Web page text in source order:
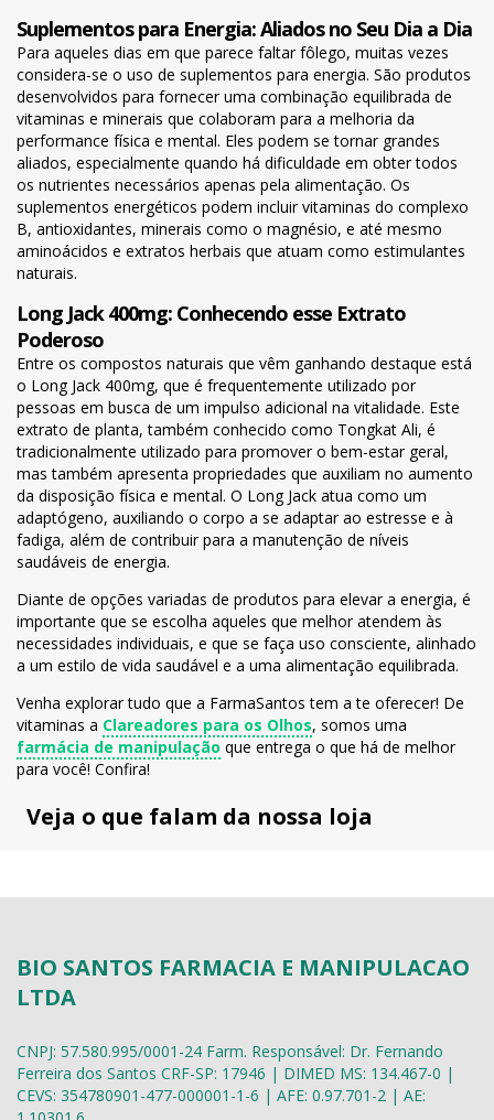
Suplementos para Energia: Aliados no Seu Dia a Dia
Para aqueles dias em que parece faltar fôlego, muitas vezes
considera-se o uso de suplementos para energia. São produtos
desenvolvidos para fornecer uma combinação equilibrada de
vitaminas e minerais que colaboram para a melhoria da
performance física e mental. Eles podem se tornar grandes
aliados, especialmente quando há dificuldade em obter todos
os nutrientes necessários apenas pela alimentação. Os
suplementos energéticos podem incluir vitaminas do complexo
B, antioxidantes, minerais como o magnésio, e até mesmo
aminoácidos e extratos herbais que atuam como estimulantes
naturais.
Long Jack 400mg: Conhecendo esse Extrato
Poderoso
Entre os compostos naturais que vêm ganhando destaque está
o Long Jack 400mg, que é frequentemente utilizado por
pessoas em busca de um impulso adicional na vitalidade. Este
extrato de planta, também conhecido como Tongkat Ali, é
tradicionalmente utilizado para promover o bem-estar geral,
mas também apresenta propriedades que auxiliam no aumento
da disposição física e mental. O Long Jack atua como um
adaptógeno, auxiliando o corpo a se adaptar ao estresse e à
fadiga, além de contribuir para a manutenção de níveis
saudáveis de energia.
Diante de opções variadas de produtos para elevar a energia, é
importante que se escolha aqueles que melhor atendem às
necessidades individuais, e que se faça uso consciente, alinhado
a um estilo de vida saudável e a uma alimentação equilibrada.
Venha explorar tudo que a FarmaSantos tem a te oferecer! De
vitaminas a Clareadores para os Olhos, somos uma
farmácia de manipulação que entrega o que há de melhor
para você! Confira!
Veja o que falam da nossa loja
BIO SANTOS FARMACIA E MANIPULACAO
LTDA
CNPJ: 57.580.995/0001-24 Farm. Responsável: Dr. Fernando
Ferreira dos Santos CRF-SP: 17946 | DIMED MS: 134.467-0 |
CEVS: 354780901-477-000001-1-6 | AFE: 0.97.701-2 | AE: